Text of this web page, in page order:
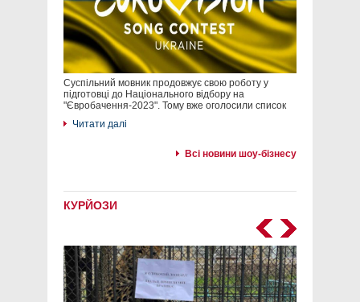
Суспільний мовник продовжує свою роботу у
підготовці до Національного відбору на
"Євробачення-2023". Тому вже оголосили список
Читати далі
Всі новини шоу-бізнесу
КУРЙОЗИ